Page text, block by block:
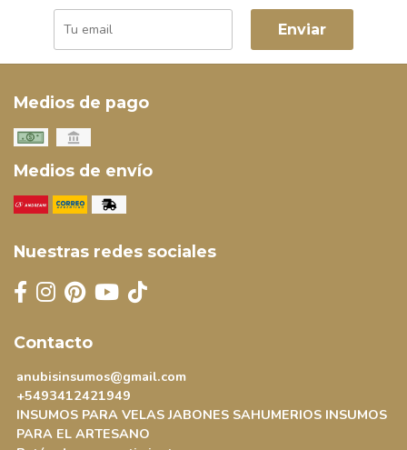
Enviar
Medios de pago
Medios de envío
Nuestras redes sociales
Contacto
anubisinsumos@gmail.com
+5493412421949
INSUMOS PARA VELAS JABONES SAHUMERIOS INSUMOS
PARA EL ARTESANO